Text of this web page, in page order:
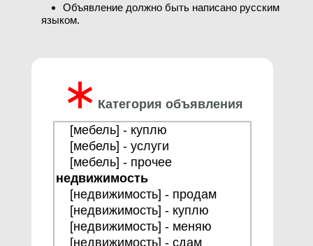
Объявление должно быть написано русским
языком.
∗ Категория объявления